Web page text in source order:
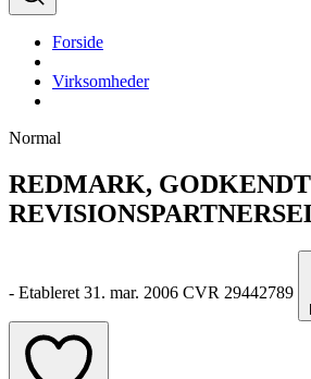
Forside
Virksomheder
Normal
REDMARK, GODKENDT
- Etableret 31. mar. 2006 CVR 29442789